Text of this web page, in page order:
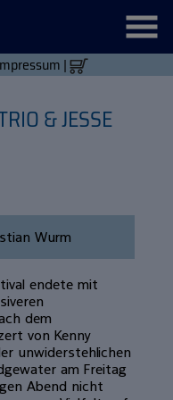
|
& JESSE
Wurm
endete mit
dem
von Kenny
unwiderstehlichen
am Freitag
Abend nicht